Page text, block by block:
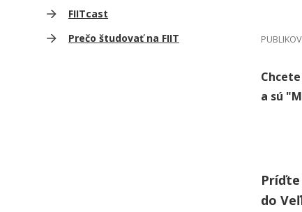
FIITcast
Prečo študovať na FIIT
a sú
Príďte
do